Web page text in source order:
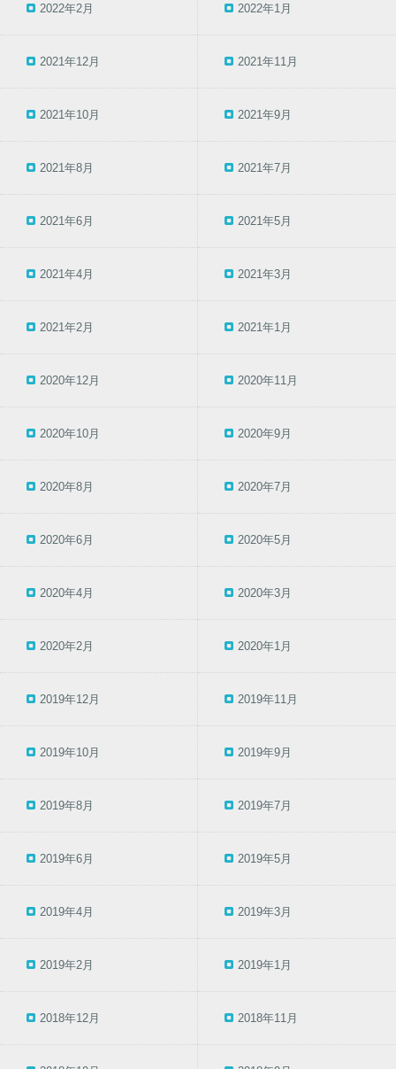
2022年2月 2022年1月
2021年12月 2021年11月
2021年10月 2021年9月
2021年8月 2021年7月
2021年6月 2021年5月
2021年4月 2021年3月
2021年2月 2021年1月
2020年12月 2020年11月
2020年10月 2020年9月
2020年8月 2020年7月
2020年6月 2020年5月
2020年4月 2020年3月
2020年2月 2020年1月
2019年12月 2019年11月
2019年10月 2019年9月
2019年8月 2019年7月
2019年6月 2019年5月
2019年4月 2019年3月
2019年2月 2019年1月
2018年12月 2018年11月